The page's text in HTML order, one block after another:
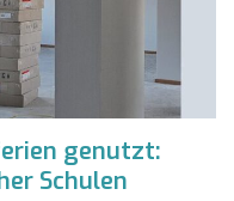
genutzt:
Schulen